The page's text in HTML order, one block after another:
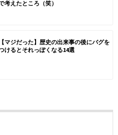
考えたところ（笑）
【マジだった】歴史の出来事の後にバグを
けるとそれっぽくなる14選